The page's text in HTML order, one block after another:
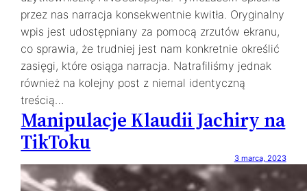
przez nas narracja konsekwentnie kwitła. Oryginalny
wpis jest udostępniany za pomocą zrzutów ekranu,
co sprawia, że trudniej jest nam konkretnie określić
zasięgi, które osiąga narracja. Natrafiliśmy jednak
również na kolejny post z niemal identyczną
treścią…
Manipulacje Klaudii Jachiry na
TikToku
3 marca, 2023